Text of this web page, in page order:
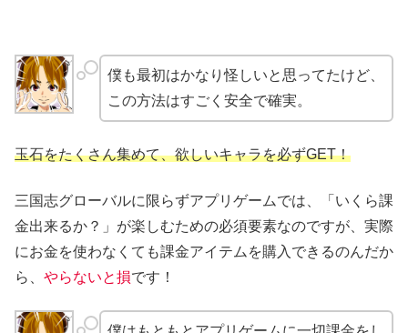
僕も最初はかなり怪しいと思ってたけど、
この方法はすごく安全で確実。
玉石をたくさん集めて、欲しいキャラを必ずGET！
三国志グローバルに限らずアプリゲームでは、「いくら課
金出来るか？」が楽しむための必須要素なのですが、実際
にお金を使わなくても課金アイテムを購入できるのんだか
ら、 やらないと損です！